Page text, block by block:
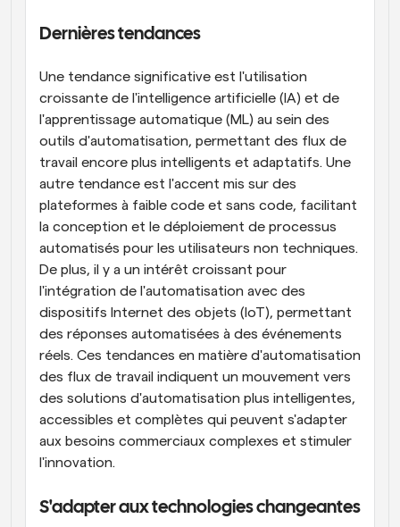
Dernières tendances
Une tendance significative est l'utilisation
croissante de l'intelligence artificielle (IA) et de
l'apprentissage automatique (ML) au sein des
outils d'automatisation, permettant des flux de
travail encore plus intelligents et adaptatifs. Une
autre tendance est l'accent mis sur des
plateformes à faible code et sans code, facilitant
la conception et le déploiement de processus
automatisés pour les utilisateurs non techniques.
De plus, il y a un intérêt croissant pour
l'intégration de l'automatisation avec des
dispositifs Internet des objets (IoT), permettant
des réponses automatisées à des événements
réels. Ces tendances en matière d'automatisation
des flux de travail indiquent un mouvement vers
des solutions d'automatisation plus intelligentes,
accessibles et complètes qui peuvent s'adapter
aux besoins commerciaux complexes et stimuler
l'innovation.
S'adapter aux technologies changeantes